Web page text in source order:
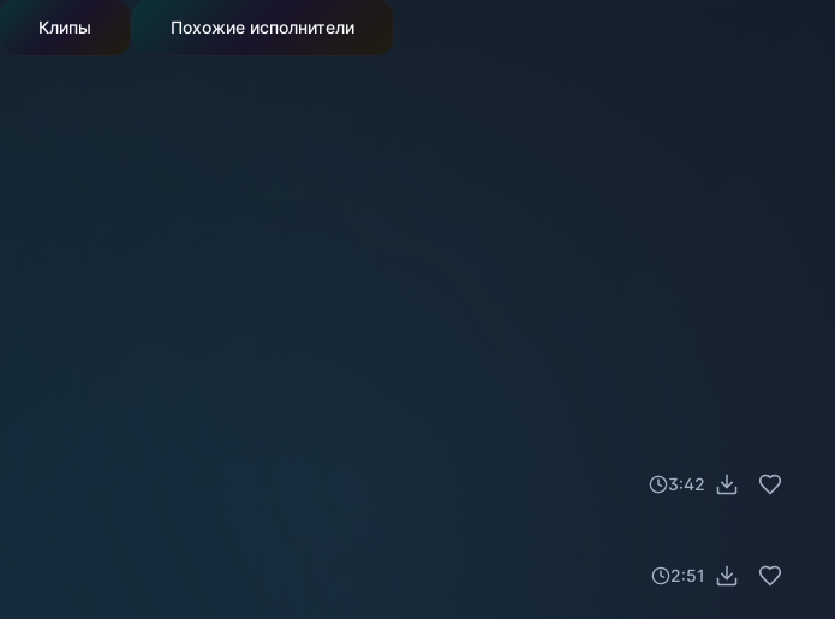
Клипы Похожие исполнители
3:42
2:51